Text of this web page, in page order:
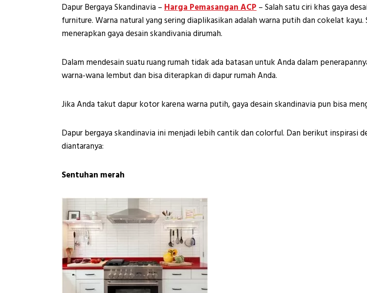
Dapur Bergaya Skandinavia –Harga Pemasangan ACP– Salah satu ciri khas gaya
furniture. Warna natural yang sering diaplikasikan adalah warna putih dan cokelat kayu.
menerapkan gaya desain skandivania dirumah.
Dalam mendesain suatu ruang rumah tidak ada batasan untuk Anda dalam
warna-wana lembut dan bisa diterapkan di dapur rumah Anda.
Jika Anda takut dapur kotor karena warna putih, gaya desain skandinavia pun bisa
Dapur bergaya skandinavia ini menjadi lebih cantik dan colorful. Dan berikut inspirasi
diantaranya:
Sentuhan merah